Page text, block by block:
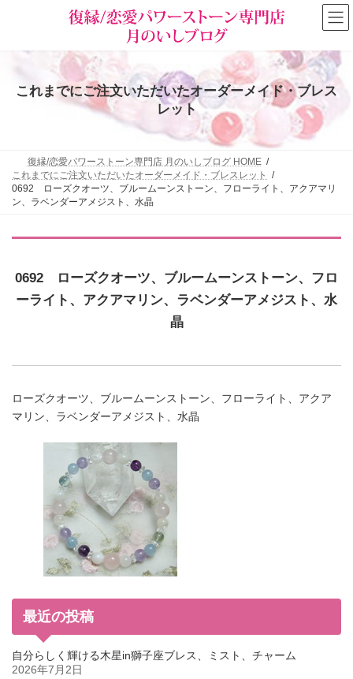
これまでにご注文いただいたオーダーメイド・ブレス
レット
復縁/恋愛パワーストーン専門店 月のいしブログ HOME
これまでにご注文いただいたオーダーメイド・ブレスレット
0692 ローズクオーツ、ブルームーンストーン、フローライト、アクアマリ
ン、ラベンダーアメジスト、水晶
0692 ローズクオーツ、ブルームーンストーン、フロ
ーライト、アクアマリン、ラベンダーアメジスト、水
晶
ローズクオーツ、ブルームーンストーン、フローライト、アクア
マリン、ラベンダーアメジスト、水晶
最近の投稿
自分らしく輝ける木星in獅子座ブレス、ミスト、チャーム
2026年7月2日